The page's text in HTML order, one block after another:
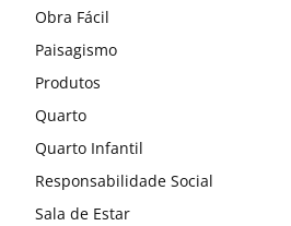
Obra Fácil
Paisagismo
Produtos
Quarto
Quarto Infantil
Responsabilidade Social
Sala de Estar